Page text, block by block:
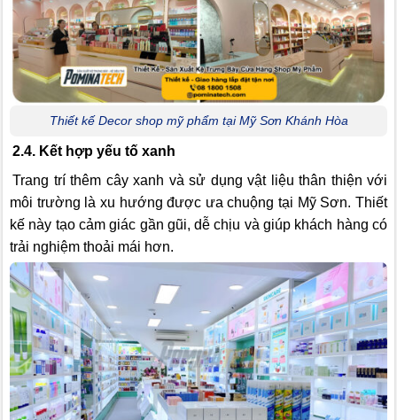
Thiết kế Decor shop mỹ phẩm tại Mỹ Sơn Khánh Hòa
2.4. Kết hợp yếu tố xanh
Trang trí thêm cây xanh và sử dụng vật liệu thân thiện với
môi trường là xu hướng được ưa chuộng tại Mỹ Sơn. Thiết
kế này tạo cảm giác gần gũi, dễ chịu và giúp khách hàng có
trải nghiệm thoải mái hơn.